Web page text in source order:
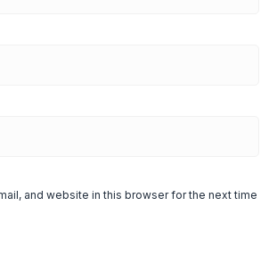
and website in this browser for the next time